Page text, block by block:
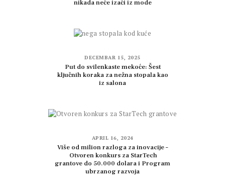
nikada neće izaći iz mode
DECEMBAR 15, 2025
Put do svilenkaste mekoće: Šest
ključnih koraka za nežna stopala kao
iz salona
APRIL 16, 2024
Više od milion razloga za inovacije –
Otvoren konkurs za StarTech
grantove do 50.000 dolara i Program
ubrzanog razvoja